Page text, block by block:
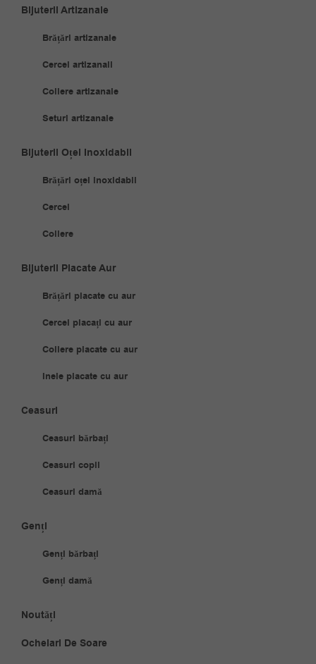
Bijuterii Artizanale
Brățări artizanale
Cercei artizanali
Coliere artizanale
Seturi artizanale
Bijuterii Oțel Inoxidabil
Brățări oțel inoxidabil
Cercei
Coliere
Bijuterii Placate Aur
Brățări placate cu aur
Cercei placați cu aur
Coliere placate cu aur
Inele placate cu aur
Ceasuri
Ceasuri bărbați
Ceasuri copii
Ceasuri damă
Genți
Genți bărbați
Genți damă
Noutăți
Ochelari De Soare